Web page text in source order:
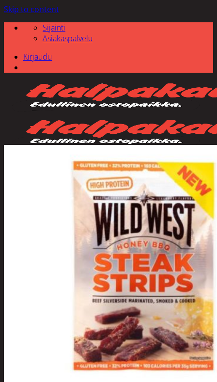
Skip to content
Sijainti
Asiakaspalvelu
Kirjaudu
Tuotevalikoima
Poistotuotteet
Kausituotteet
Joulu
Joulu- ja kausivalot
Eläimet ja
tontut
Kyntteliköt
Valoketjut ja
kuusenvalot
Joulukoristeet
Kranssit ja
asetelmat
Tontut ja